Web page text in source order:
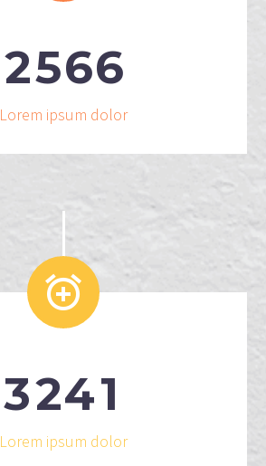
2566
Lorem ipsum dolor


3241
Lorem ipsum dolor